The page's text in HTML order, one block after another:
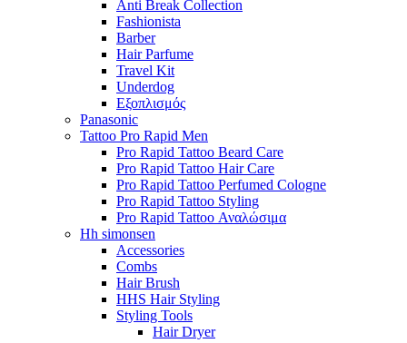
Anti Break Collection
Fashionista
Barber
Hair Parfume
Travel Kit
Underdog
Εξοπλισμός
Panasonic
Tattoo Pro Rapid Men
Pro Rapid Tattoo Beard Care
Pro Rapid Tattoo Hair Care
Pro Rapid Tattoo Perfumed Cologne
Pro Rapid Tattoo Styling
Pro Rapid Tattoo Αναλώσιμα
Hh simonsen
Accessories
Combs
Hair Brush
HHS Hair Styling
Styling Tools
Hair Dryer